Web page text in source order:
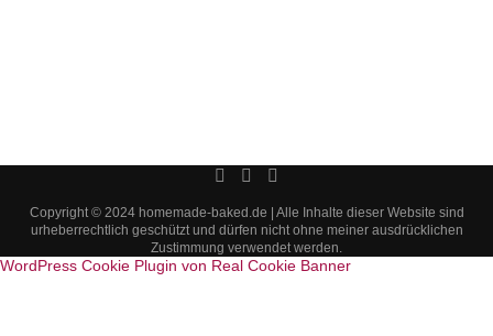
Copyright © 2024 homemade-baked.de | Alle Inhalte dieser Website sind
urheberrechtlich geschützt und dürfen nicht ohne meiner ausdrücklichen
Zustimmung verwendet werden.
WordPress Cookie Plugin von Real Cookie Banner